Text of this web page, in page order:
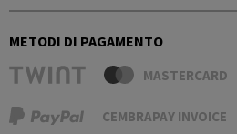
METODI DI PAGAMENTO
MASTERCARD
CEMBRAPAY INVOICE